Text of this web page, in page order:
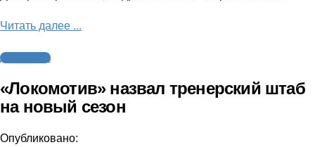
Читать далее ...
Другие виды
«Локомотив» назвал тренерский штаб
на новый сезон
Опубликовано: